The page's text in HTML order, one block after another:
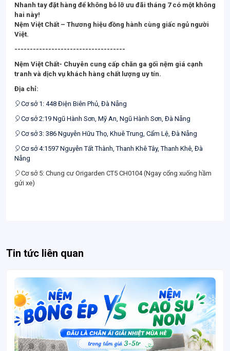
Nhanh tay đặt hàng để không bỏ lỡ ưu đãi tháng 7 có một không
hai này!
Nệm Việt Chất – Thương hiệu đồng hành cùng giấc ngủ người
Việt.
------------------------------------
Nệm Việt Chất- Chuyên cung cấp chăn ga gối nệm giá cạnh
tranh và dịch vụ khách hàng chất lượng uy tín.
Địa chỉ:
🎈Cơ sở 1: 448 Điện Biên Phủ, Đà Nẵng
🎈Cơ sở 2:19 Ngũ Hành Sơn, Mỹ An, Ngũ Hành Sơn, Đà Nẵng
🎈Cơ sở 3: 386 Nguyễn Hữu Thọ, Khuê Trung, Cẩm Lệ, Đà Nẵng
🎈Cơ sở 4:1597 Nguyễn Tất Thành, Thanh Khê Tây, Thanh Khê, Đà
Nẵng
🎈Cơ sở 5: Chung cư Origarden CT5 CH0104 (Ngay cổng xuống hầm
gửi xe)
Tin tức liên quan